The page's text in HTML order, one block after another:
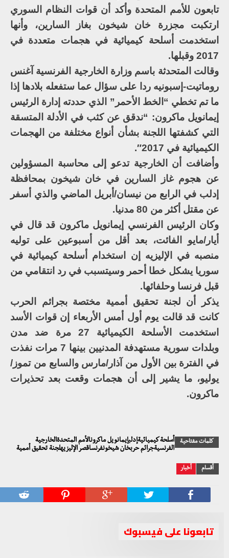
تابعون للأمم المتحدة وأكد أن قوات النظام السوري
ارتكبت مجزرة خان شيخون بغاز السارين، وأنها
استخدمت أسلحة كيميائية في هجمات متعددة في
2017 وقبلها.
وقالت المتحدثة باسم وزارة الخارجية الفرنسية آغنس
روماتيت-إسبونيه ردا على سؤال عما ستفعله بلادها إذا
ما تم تخطي “الخط الأحمر” الذي حددته إدارة الرئيس
إيمانويل ماكرون: “ندقق عن كثب في الأدلة المتسقة
التي كشفتها اللجنة بشأن أنواع مختلفة من الهجمات
الكيميائية في 2017″.
وأضافت أن الخارجية تدعو إلى محاسبة المسؤولين
عن هجوم غاز السارين في خان شيخون بمحافظة
إدلب في الرابع من نيسان/أبريل الماضي والذي أسفر
عن مقتل أكثر من 80 مدنيا.
وكان الرئيس الفرنسي إيمانويل ماكرون قد قال في
أيار/مايو الفائت، بعد أقل من أسبوعين على توليه
منصبه في الإليزيه إن استخدام أسلحة كيميائية في
سوريا يشكل خطا أحمر وسيتسبب في رد انتقامي من
قبل فرنسا وحلفائها.
يذكر أن لجنة تحقيق أممية مختصة بجرائم الحرب
كانت قد قالت يوم أول أمس الأربعاء إن قوات الأسد
استخدمت الأسلحة الكيميائية 27 مرة ضد مدن
وبلدات سورية مستهدفة المدنيين بينها 7 مرات نفذت
في الفترة بين الأول من آذار/مارس والسابع من تموز/
يوليو، ما يشير إلى أن هجمات وقعت بعد تحذيرات
ماكرون.
كلمات مفتاحية
أسلحة كيميائيةإدلبإيمانويل ماكرونالأمم المتحدةالخارجية
الفرنسيةجرائم حربخان شيخونفرنساقصر الإليزيهلجنة تحقيق أممية
أقسام أخبار
تابعونا على فيسبوك